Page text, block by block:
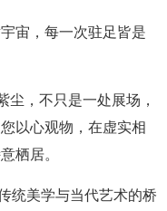
宙，每一次驻足皆是
，不只是一处展场，
以心观物，在虚实相
栖居。
统美学与当代艺术的桥